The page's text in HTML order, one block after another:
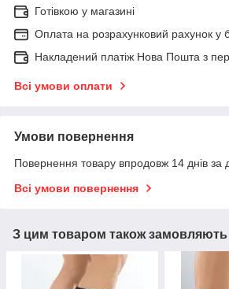
Готівкою у магазині
Оплата на розрахунковий рахунок у
Накладений платіж Нова Пошта з
Всі умови оплати
Умови повернення
Повернення товару впродовж 14 днів за
Всі умови повернення
З цим товаром також замовляють